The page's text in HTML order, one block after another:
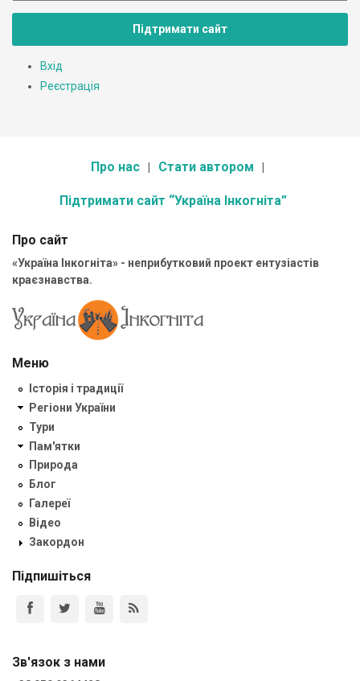
Підтримати сайт
Вхід
Реєстрація
Про нас Стати автором
Підтримати сайт “Україна Інкогніта”
Про сайт
«Україна Інкогніта» - неприбутковий проект ентузіастів
краєзнавства.
Меню
Історія і традиції
Регіони України
Тури
Пам'ятки
Природа
Блог
Галереї
Відео
Закордон
Підпишіться
Зв'язок з нами